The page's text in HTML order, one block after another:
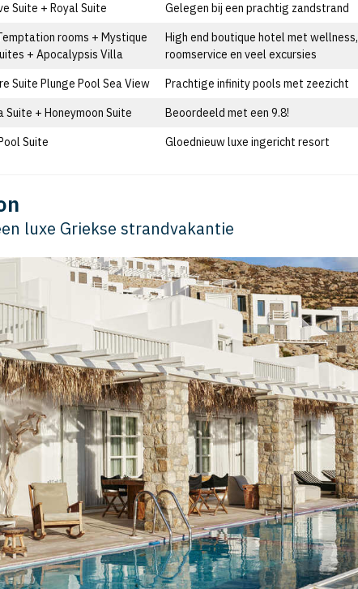
Suite + Royal Suite Gelegen bij een prachtig zandstrand
rooms + Mystique
+ Apocalypsis Villa
High end boutique hotel met wellness,
roomservice en veel excursies
Suite Plunge Pool Sea View
Prachtige infinity pools met zeezicht
Suite + Honeymoon Suite
Beoordeeld met een 9.8!
Suite Gloednieuw luxe ingericht resort
luxe Griekse strandvakantie